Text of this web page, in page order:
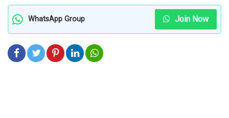
WhatsApp Group Join Now